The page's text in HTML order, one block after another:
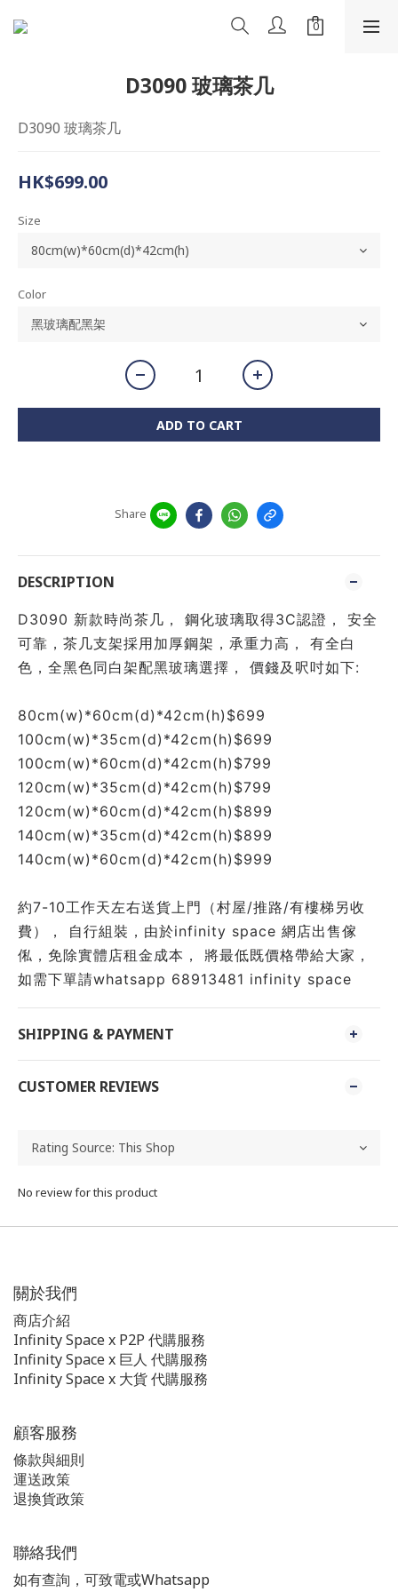
D3090 玻璃茶几
D3090 玻璃茶几
HK$699.00
Size
Color
ADD TO CART
Share
DESCRIPTION
D3090 新款時尚茶几， 鋼化玻璃取得3C認證， 安全
可靠，茶几支架採用加厚鋼架，承重力高， 有全白
色，全黑色同白架配黑玻璃選擇， 價錢及呎吋如下:
80cm(w)*60cm(d)*42cm(h)$699
100cm(w)*35cm(d)*42cm(h)$699
100cm(w)*60cm(d)*42cm(h)$799
120cm(w)*35cm(d)*42cm(h)$799
120cm(w)*60cm(d)*42cm(h)$899
140cm(w)*35cm(d)*42cm(h)$899
140cm(w)*60cm(d)*42cm(h)$999
約7-10工作天左右送貨上門（村屋/推路/有樓梯另收
費）， 自行組裝，由於infinity space 網店出售傢
俬，免除實體店租金成本， 將最低既價格帶給大家，
如需下單請whatsapp 68913481 infinity space
SHIPPING & PAYMENT
CUSTOMER REVIEWS
No review for this product
關於我們
商店介紹
Infinity Space x P2P 代購服務
Infinity Space x 巨人 代購服務
Infinity Space x 大貨 代購服務
顧客服務
條款與細則
運送政策
退換貨政策
聯絡我們
如有查詢，可致電或Whatsapp